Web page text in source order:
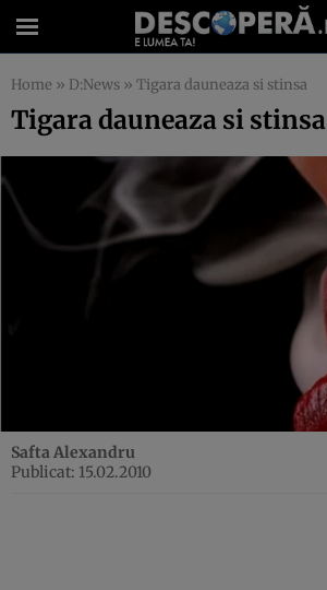
Home » D:News » Tigara dauneaza si stinsa
Tigara dauneaza si stinsa
Safta Alexandru
Publicat: 15.02.2010